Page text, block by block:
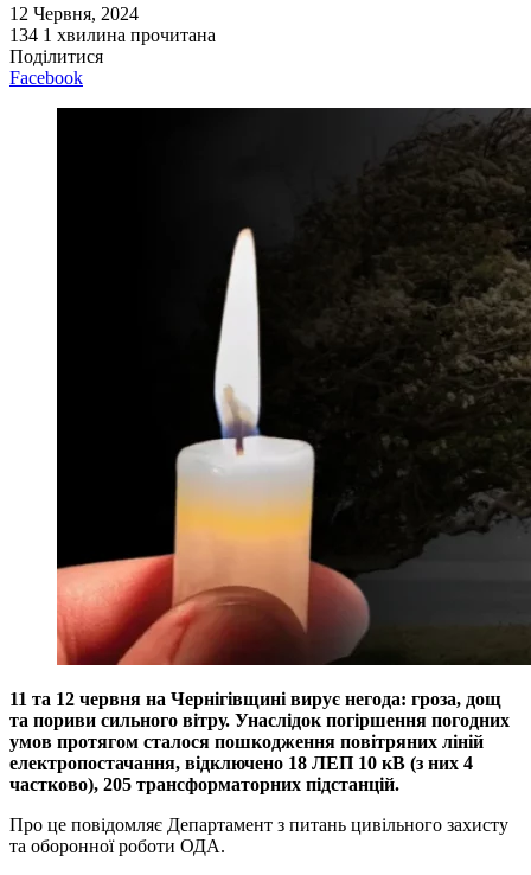
12 Червня, 2024
134 1 хвилина прочитана
Поділитися
Facebook
11 та 12 червня на Чернігівщині вирує негода: гроза, дощ
та пориви сильного вітру. Унаслідок погіршення погодних
умов протягом сталося пошкодження повітряних ліній
електропостачання, відключено 18 ЛЕП 10 кВ (з них 4
частково), 205 трансформаторних підстанцій.
Про це повідомляє Департамент з питань цивільного захисту
та оборонної роботи ОДА.